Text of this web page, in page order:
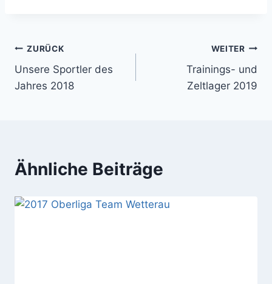
Beitragsnavigation
ZURÜCK
Unsere Sportler des
Jahres 2018
WEITER
Trainings- und
Zeltlager 2019
Ähnliche Beiträge